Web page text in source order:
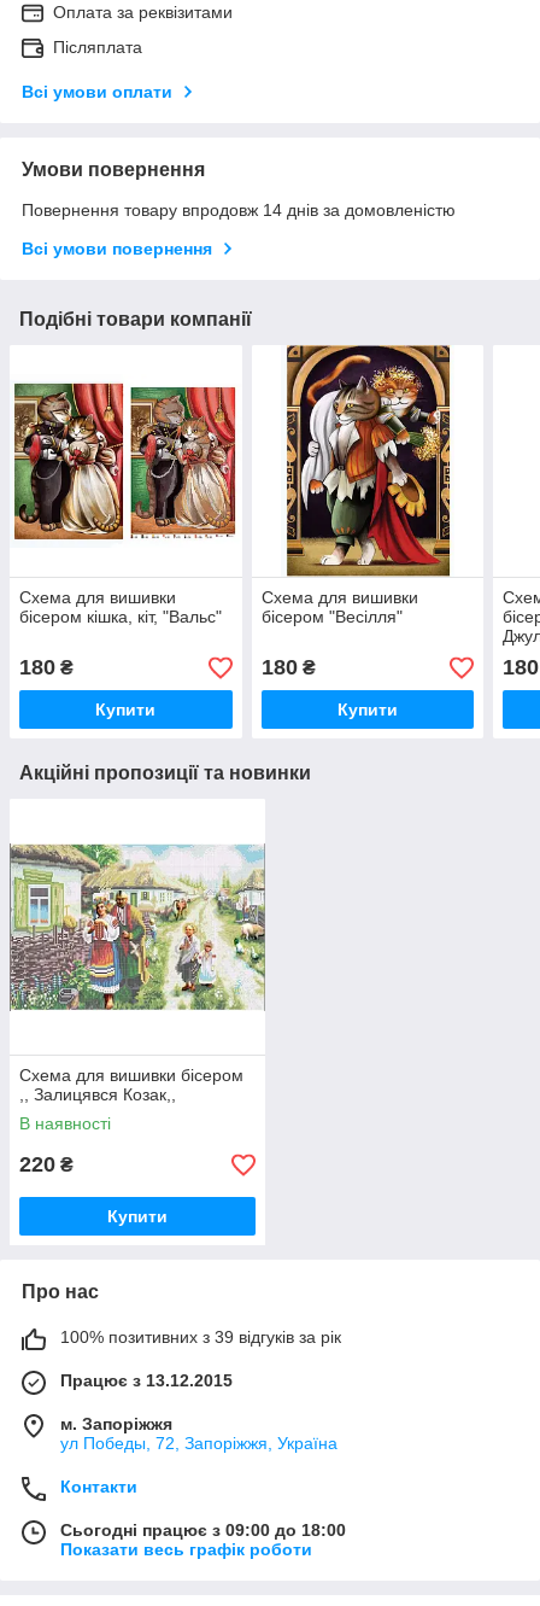
Оплата за реквізитами
Післяплата
Всі умови оплати
Умови повернення
Повернення товару впродовж 14 днів за домовленістю
Всі умови повернення
Подібні товари компанії
Схема для вишивки
бісером кішка, кіт, "Вальс"
180 ₴
Купити
Схема для вишивки
бісером "Весілля"
180₴
Купити
180
Акційні пропозиції та новинки
Схема для вишивки бісером
,, Залицявся Козак,,
В наявності
220 ₴
Купити
Про нас
100% позитивних з 39 відгуків за рік
Працює з 13.12.2015
м. Запоріжжя
ул Победы, 72, Запоріжжя, Україна
Контакти
Сьогодні працює з 09:00 до 18:00
Показати весь графік роботи